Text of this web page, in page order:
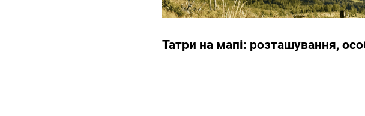
Татри на мапі: розташування,